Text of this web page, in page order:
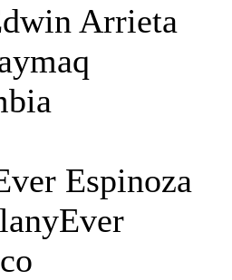
Arrieta
Espinoza